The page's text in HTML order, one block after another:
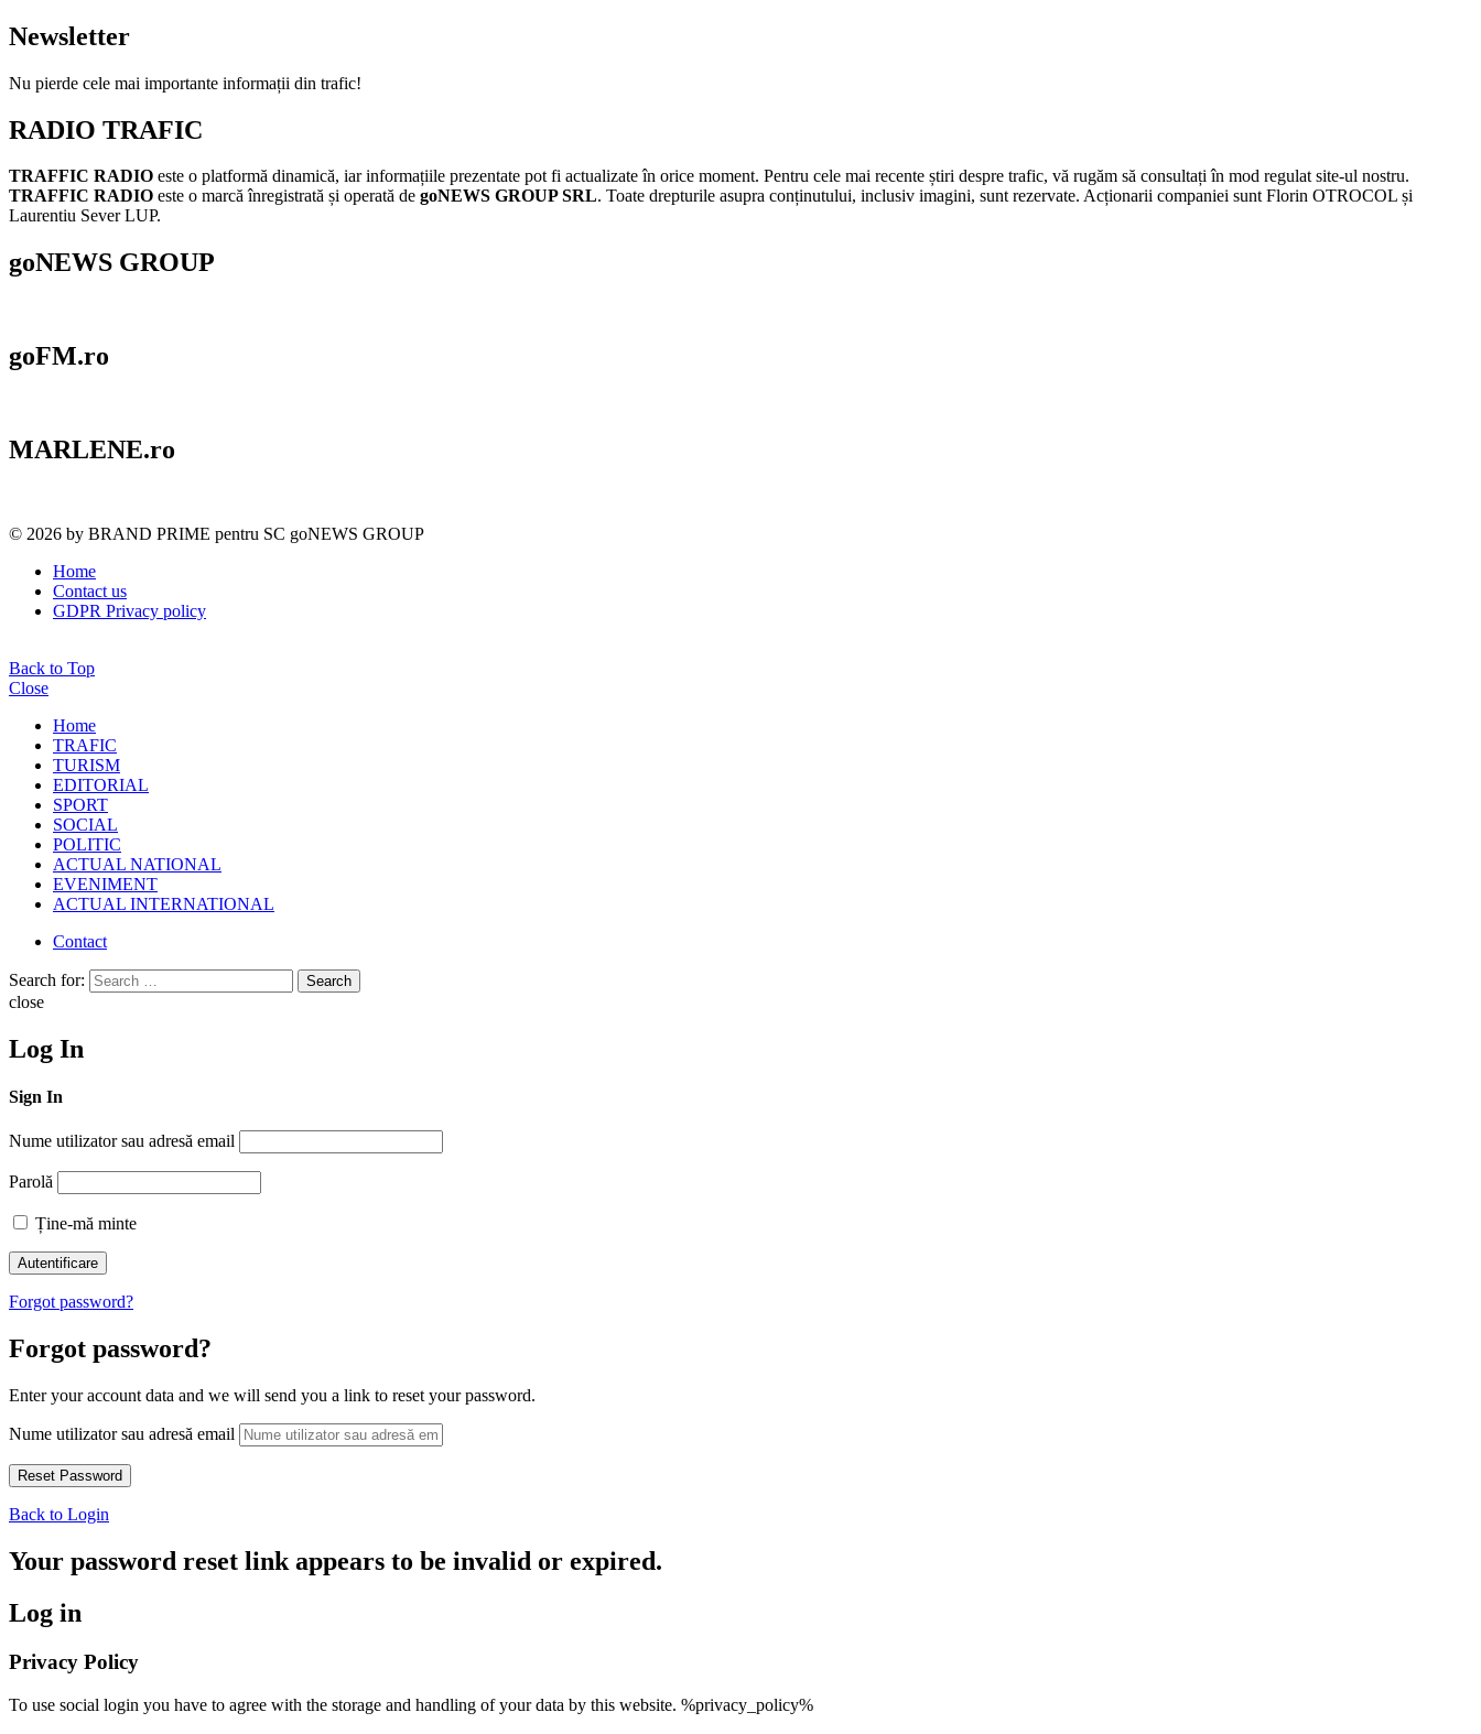
Newsletter
Nu pierde cele mai importante informații din trafic!
RADIO TRAFIC
TRAFFIC RADIO este o platformă dinamică, iar informațiile prezentate pot fi actualizate în orice moment. Pentru cele mai recente știri despre trafic, vă rugăm să consultați în mod regulat site-ul nostru.
TRAFFIC RADIO este o marcă înregistrată și operată de goNEWS GROUP SRL. Toate drepturile asupra conținutului, inclusiv imagini, sunt rezervate. Acționarii companiei sunt Florin OTROCOL și
Laurentiu Sever LUP.
goNEWS GROUP
goFM.ro
MARLENE.ro
© 2026 by BRAND PRIME pentru SC goNEWS GROUP
Home
Contact us
GDPR Privacy policy
Back to Top
Close
Home
TRAFIC
TURISM
EDITORIAL
SPORT
SOCIAL
POLITIC
ACTUAL NATIONAL
EVENIMENT
ACTUAL INTERNATIONAL
Contact
Search for: Search
close
Log In
Sign In
Nume utilizator sau adresă email
Parolă
Ține-mă minte
Forgot password?
Forgot password?
Enter your account data and we will send you a link to reset your password.
Nume utilizator sau adresă email
Back to Login
Your password reset link appears to be invalid or expired.
Log in
Privacy Policy
To use social login you have to agree with the storage and handling of your data by this website. %privacy_policy%